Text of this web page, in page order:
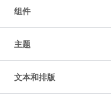
组件
主题
文本和排版